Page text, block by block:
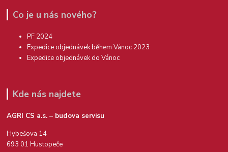
Co je u nás nového?
PF 2024
Expedice objednávek během Vánoc 2023
Expedice objednávek do Vánoc
Kde nás najdete
AGRI CS a.s. – budova servisu
Hybešova 14
693 01 Hustopeče